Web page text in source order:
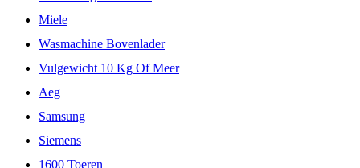
Miele
Wasmachine Bovenlader
Vulgewicht 10 Kg Of Meer
Aeg
Samsung
Siemens
1600 Toeren